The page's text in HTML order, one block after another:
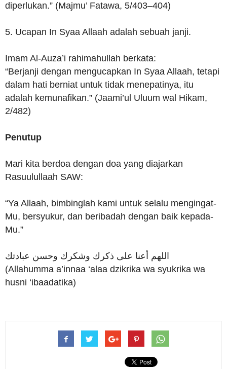
diperlukan.” (Majmu’ Fatawa, 5/403–404)
5. Ucapan In Syaa Allaah adalah sebuah janji.
Imam Al-Auza’i rahimahullah berkata:
“Berjanji dengan mengucapkan In Syaa Allaah, tetapi
dalam hati berniat untuk tidak menepatinya, itu
adalah kemunafikan.” (Jaami’ul Uluum wal Hikam,
2/482)
Penutup
Mari kita berdoa dengan doa yang diajarkan
Rasuulullaah SAW:
“Ya Allaah, bimbinglah kami untuk selalu mengingat-
Mu, bersyukur, dan beribadah dengan baik kepada-
Mu.”
اللهم أعنا على ذكرك وشكرك وحسن عبادتك
(Allahumma a’innaa ‘alaa dzikrika wa syukrika wa
husni ‘ibaadatika)